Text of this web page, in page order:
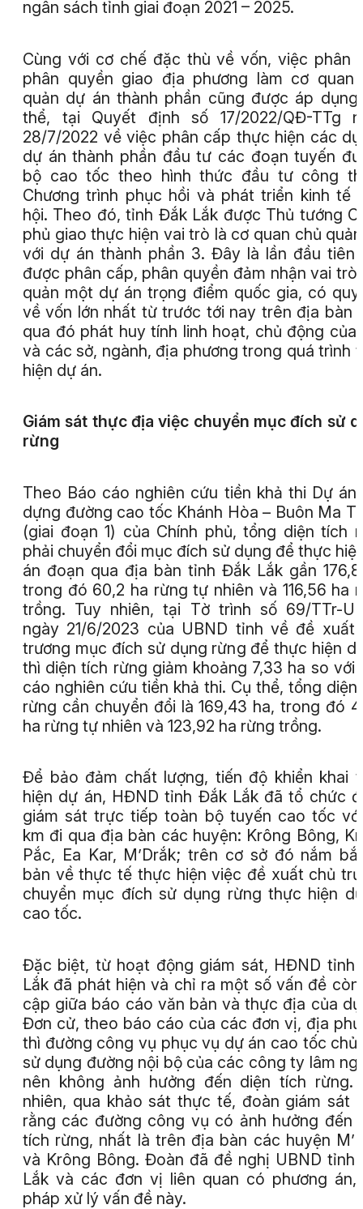
ngân sách tỉnh giai đoạn 2021 – 2025.
Cùng với cơ chế đặc thù về vốn, việc phân
phân quyền giao địa phương làm cơ quan
quản dự án thành phần cũng được áp
thể, tại Quyết định số 17/2022/QĐ-TTg
28/7/2022 về việc phân cấp thực hiện các
dự án thành phần đầu tư các đoạn tuyến
bộ cao tốc theo hình thức đầu tư công
Chương trình phục hồi và phát triển kinh tế
hội. Theo đó, tỉnh Đắk Lắk được Thủ tướng
phủ giao thực hiện vai trò là cơ quan chủ
với dự án thành phần 3. Đây là lần đầu tiên
được phân cấp, phân quyền đảm nhận vai trò
quản một dự án trọng điểm quốc gia, có
về vốn lớn nhất từ trước tới nay trên địa bàn
qua đó phát huy tính linh hoạt, chủ động của
và các sở, ngành, địa phương trong quá trình
hiện dự án.
Giám sát thực địa việc chuyển mục đích sử
rừng
Theo Báo cáo nghiên cứu tiền khả thi Dự án
dựng đường cao tốc Khánh Hòa – Buôn Ma
(giai đoạn 1) của Chính phủ, tổng diện tích
phải chuyển đổi mục đích sử dụng để thực
án đoạn qua địa bàn tỉnh Đắk Lắk gần
trong đó 60,2 ha rừng tự nhiên và 116,56 ha
trồng. Tuy nhiên, tại Tờ trình số 69/TTr-
ngày 21/6/2023 của UBND tỉnh về đề xuất
trương mục đích sử dụng rừng để thực hiện
thì diện tích rừng giảm khoảng 7,33 ha so với
cáo nghiên cứu tiền khả thi. Cụ thể, tổng diện
rừng cần chuyển đổi là 169,43 ha, trong đó
ha rừng tự nhiên và 123,92 ha rừng trồng.
Để bảo đảm chất lượng, tiến độ khiển khai
hiện dự án, HĐND tỉnh Đắk Lắk đã tổ chức
giám sát trực tiếp toàn bộ tuyến cao tốc
km đi qua địa bàn các huyện: Krông Bông,
Pắc, Ea Kar, M’Drắk; trên cơ sở đó nắm
bản về thực tế thực hiện việc đề xuất chủ
chuyển mục đích sử dụng rừng thực hiện
cao tốc.
Đặc biệt, từ hoạt động giám sát, HĐND tỉnh
Lắk đã phát hiện và chỉ ra một số vấn đề
cập giữa báo cáo văn bản và thực địa của
Đơn cử, theo báo cáo của các đơn vị, địa
thì đường công vụ phục vụ dự án cao tốc chủ
sử dụng đường nội bộ của các công ty lâm
nên không ảnh hưởng đến diện tích rừng.
nhiên, qua khảo sát thực tế, đoàn giám sát
rằng các đường công vụ có ảnh hưởng đến
tích rừng, nhất là trên địa bàn các huyện
và Krông Bông. Đoàn đã đề nghị UBND tỉnh
Lắk và các đơn vị liên quan có phương án,
pháp xử lý vấn đề này.